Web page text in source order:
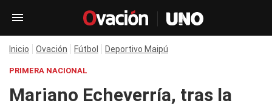
Inicio Ovación Fútbol Deportivo Maipú
PRIMERA NACIONAL
Mariano Echeverría, tras la